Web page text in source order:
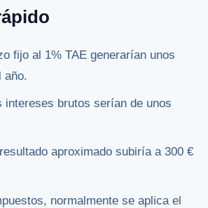
fijo al 1% TAE generarían unos
año.
intereses brutos serían de unos
aproximado subiría a 300 €
normalmente se aplica el